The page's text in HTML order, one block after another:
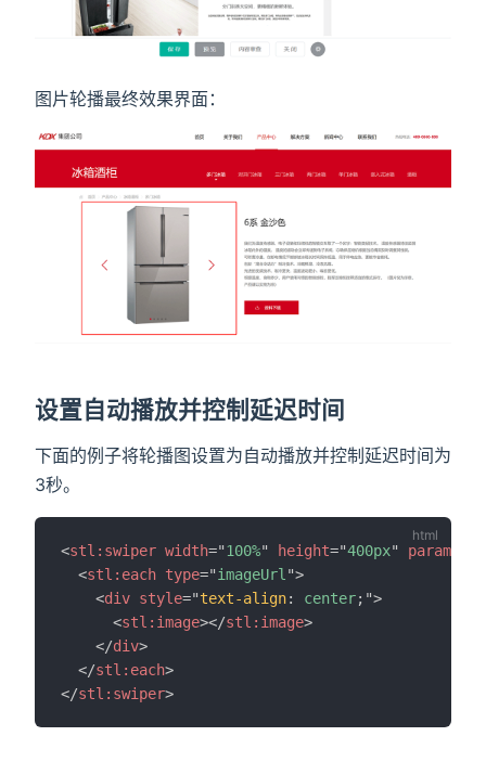
图片轮播最终效果界面：
设置自动播放并控制延迟时间
下面的例子将轮播图设置为自动播放并控制延迟时间为
3秒。
<stl: swiper width="100%" height="400px"
<stl: each type="imageUrl ">
<div style="text-align: center; ">
<stl: image></stl: image>
</div>
</stl: each>
</stl: swiper>